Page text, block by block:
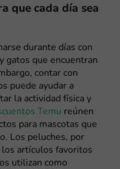
que cada día sea
durante días con
gatos que encuentran
contar con
puede ayudar a
la actividad física y
Temu reúnen
para mascotas que
Los peluches, por
artículos favoritos
utilizan como